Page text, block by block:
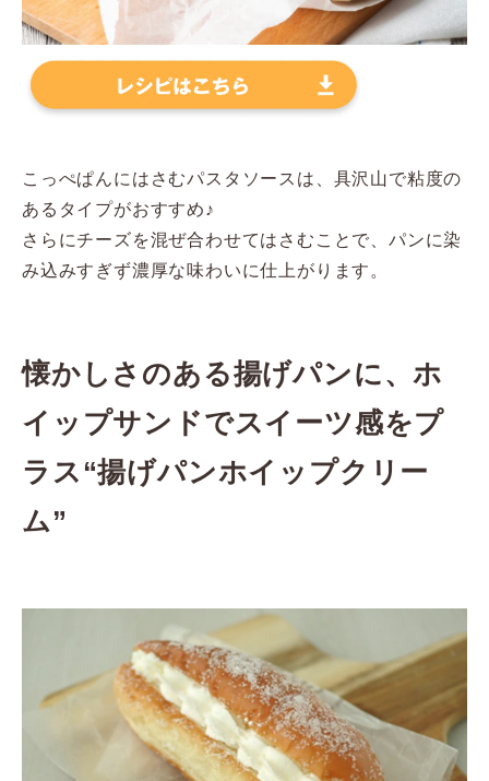
こっぺぱんにはさむパスタソースは、具沢山で粘度の
あるタイプがおすすめ♪
さらにチーズを混ぜ合わせてはさむことで、パンに染
み込みすぎず濃厚な味わいに仕上がります。
懐かしさのある揚げパンに、ホ
イップサンドでスイーツ感をプ
ラス“揚げパンホイップクリー
ム”